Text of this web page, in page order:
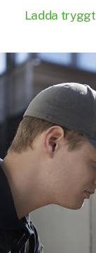
Ladda tryggt